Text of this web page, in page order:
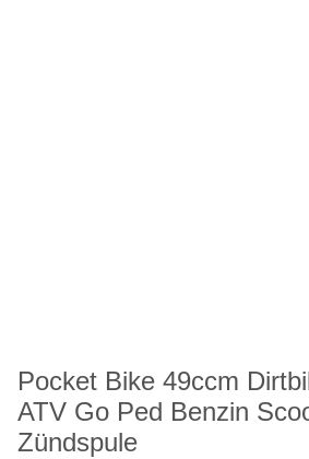
Pocket Bike 49ccm
ATV Go Ped Benzin
Zündspule